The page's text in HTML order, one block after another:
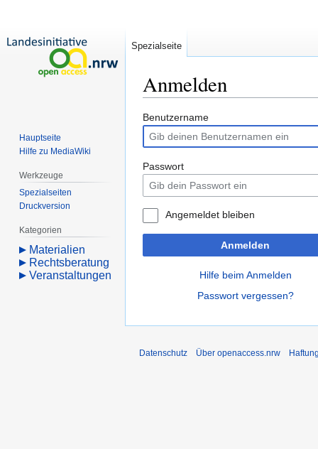
Anmelden
Zur
Navigation
springen
Zur
Suche
springen
Benutzername
Passwort
Angemeldet bleiben
Anmelden
Hilfe beim Anmelden
Passwort vergessen?
Spezialseite
Hauptseite
Hilfe zu MediaWiki
Werkzeuge
Spezialseiten
Druckversion
Kategorien
Materialien
Rechtsberatung
Veranstaltungen
Datenschutz Über openaccess.nrw